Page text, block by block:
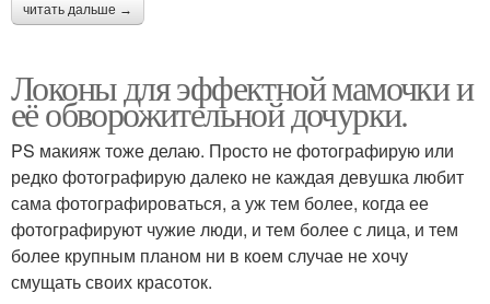
читать дальше →
Локоны для эффектной мамочки и
её обворожительной дочурки.
PS макияж тоже делаю. Просто не фотографирую или
редко фотографирую далеко не каждая девушка любит
сама фотографироваться, а уж тем более, когда ее
фотографируют чужие люди, и тем более с лица, и тем
более крупным планом ни в коем случае не хочу
смущать своих красоток.